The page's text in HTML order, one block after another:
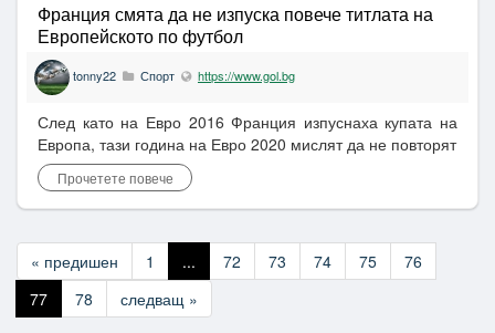
Франция смята да не изпуска повече титлата на
Европейското по футбол
tonny22 Спорт https://www.gol.bg
След като на Евро 2016 Франция изпуснаха купата на
Европа, тази година на Евро 2020 мислят да не повторят
Прочетете повече
« предишен 1 ... 72 73 74 75
76
77
78 следващ »